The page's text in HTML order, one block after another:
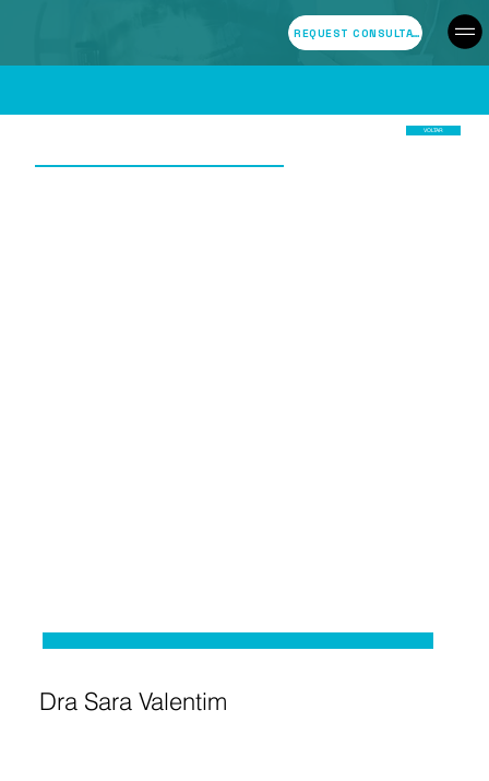
REQUEST CONSULTATION
VOLTAR
Dra Sara Valentim